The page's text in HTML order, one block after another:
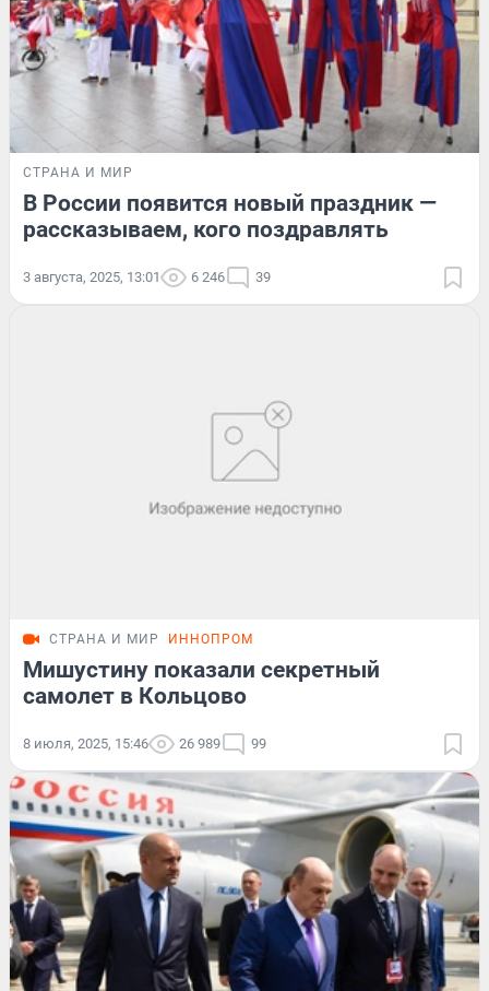
СТРАНА И МИР
В России появится новый праздник —
рассказываем, кого поздравлять
3 августа, 2025, 13:01 6 246 39
СТРАНА И МИР ИННОПРОМ
Мишустину показали секретный
самолет в Кольцово
8 июля, 2025, 15:46 26 989 99